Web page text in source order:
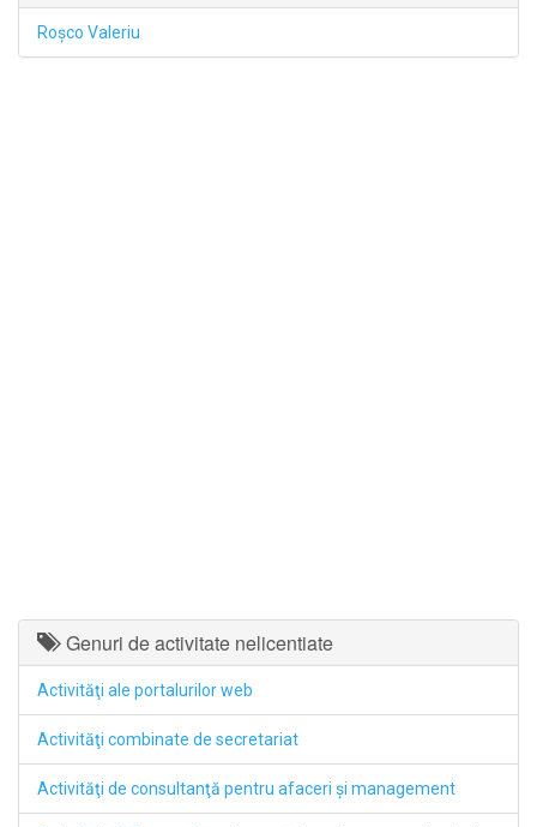
Roşco Valeriu
Genuri de activitate nelicentiate
Activităţi ale portalurilor web
Activităţi combinate de secretariat
Activităţi de consultanţă pentru afaceri şi management